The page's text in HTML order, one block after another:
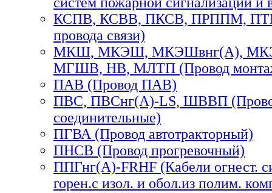
КСПВ, КСВВ, ПКСВ, ПРППМ,
провода связи)
МКШ, МКЭШ, МКЭШвнг(А),
МГШВ, НВ, МЛТП (Провод
ПАВ (Провод ПАВ)
ПВС, ПВСнг(А)-LS, ШВВП
соединительные)
ПГВА (Провод автотракторный)
ПНСВ (Провод прогревочный)
ППГнг(А)-FRHF (Кабели огнест.
горен.с изол. и обол.из полим.